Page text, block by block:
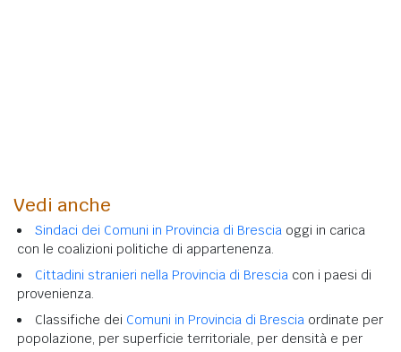
Vedi anche
Sindaci dei Comuni in Provincia di Brescia oggi in carica
con le coalizioni politiche di appartenenza.
Cittadini stranieri nella Provincia di Brescia con i paesi di
provenienza.
Classifiche dei Comuni in Provincia di Brescia ordinate per
popolazione, per superficie territoriale, per densità e per